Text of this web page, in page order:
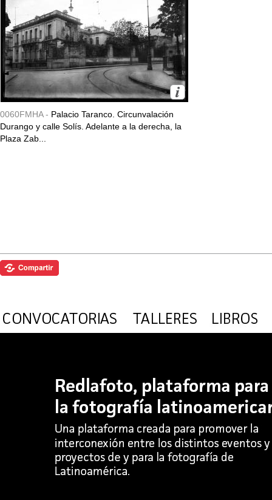
0060FMHA - Palacio Taranco. Circunvalación
Durango y calle Solís. Adelante a la derecha, la
Plaza Zab...